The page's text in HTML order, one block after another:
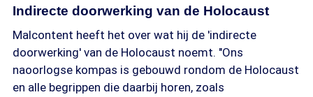
Indirecte doorwerking van de Holocaust
Malcontent heeft het over wat hij de 'indirecte
doorwerking' van de Holocaust noemt. "Ons
naoorlogse kompas is gebouwd rondom de Holocaust
en alle begrippen die daarbij horen, zoals